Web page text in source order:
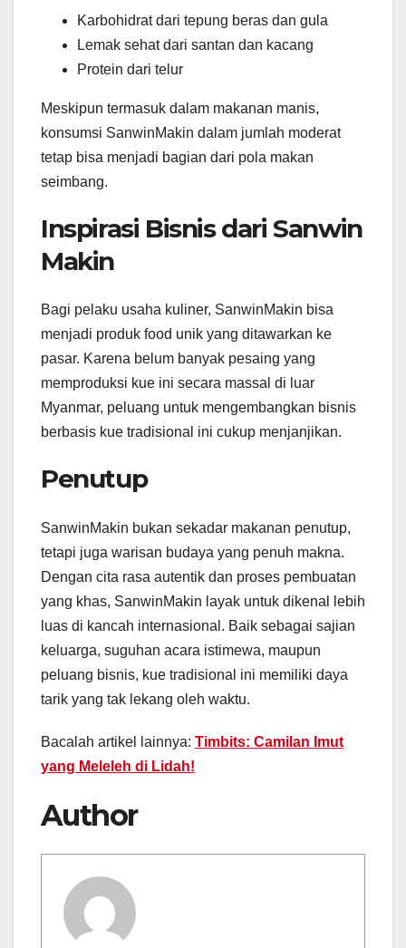
Karbohidrat dari tepung beras dan gula
Lemak sehat dari santan dan kacang
Protein dari telur
Meskipun termasuk dalam makanan manis,
konsumsi SanwinMakin dalam jumlah moderat
tetap bisa menjadi bagian dari pola makan
seimbang.
Inspirasi Bisnis dari Sanwin
Makin
Bagi pelaku usaha kuliner, SanwinMakin bisa
menjadi produk food unik yang ditawarkan ke
pasar. Karena belum banyak pesaing yang
memproduksi kue ini secara massal di luar
Myanmar, peluang untuk mengembangkan bisnis
berbasis kue tradisional ini cukup menjanjikan.
Penutup
SanwinMakin bukan sekadar makanan penutup,
tetapi juga warisan budaya yang penuh makna.
Dengan cita rasa autentik dan proses pembuatan
yang khas, SanwinMakin layak untuk dikenal lebih
luas di kancah internasional. Baik sebagai sajian
keluarga, suguhan acara istimewa, maupun
peluang bisnis, kue tradisional ini memiliki daya
tarik yang tak lekang oleh waktu.
Bacalah artikel lainnya: Timbits: Camilan Imut
yang Meleleh di Lidah!
Author